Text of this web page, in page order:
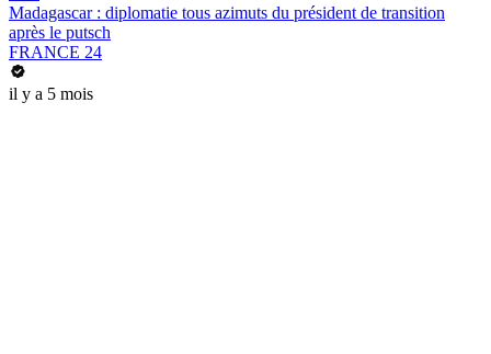
Madagascar : diplomatie tous azimuts du président de transition
après le putsch
FRANCE 24
il y a 5 mois